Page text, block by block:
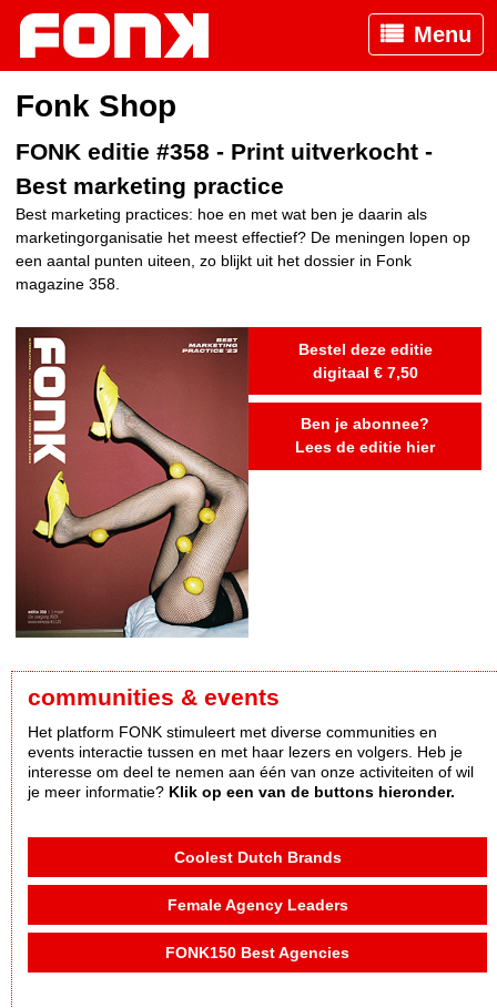
Menu
Fonk Shop
FONK editie #358 - Print uitverkocht -
Best marketing practice
Best marketing practices: hoe en met wat ben je daarin als
marketingorganisatie het meest effectief? De meningen lopen op
een aantal punten uiteen, zo blijkt uit het dossier in Fonk
magazine 358.
Bestel deze editie
digitaal € 7,50
Ben je abonnee?
Lees de editie hier
communities & events
Het platform FONK stimuleert met diverse communities en
events interactie tussen en met haar lezers en volgers. Heb je
interesse om deel te nemen aan één van onze activiteiten of wil
je meer informatie? Klik op een van de buttons hieronder.
Coolest Dutch Brands
Female Agency Leaders
FONK150 Best Agencies